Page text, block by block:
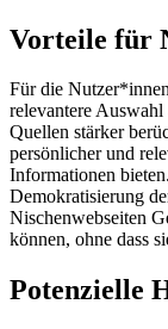
Vorteile für
Für die
relevantere
Quellen stärker
persönlicher und
Informationen
Demokratisierung
Nischenwebseiten
können, ohne dass
Potenzielle